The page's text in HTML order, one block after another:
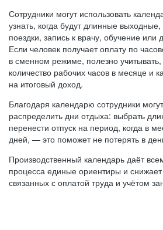
Сотрудники могут использовать
узнать, когда будут длинные
поездки, запись к врачу, обучение или
Если человек получает оплату по
в сменном режиме, полезно учитывать,
количество рабочих часов в месяце и
на итоговый доход.
Благодаря календарю сотрудники
распределить дни отдыха: выбрать
перенести отпуск на период, когда в
дней, — это поможет не потерять в
Производственный календарь даёт
процесса единые ориентиры и
связанных с оплатой труда и учётом